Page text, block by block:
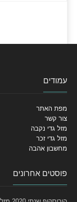
עמודים
מפת האתר
צור קשר
מזל גדי נקבה
מזל גדי זכר
מחשבון אהבה
פוסטים אחרונים